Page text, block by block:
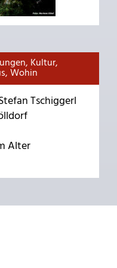
Kultur,
Wohin
Tschiggerl
Alter